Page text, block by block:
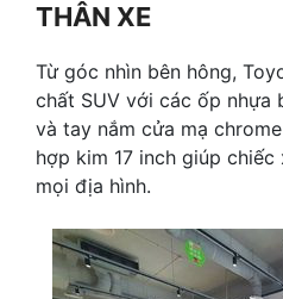
THÂN XE
Từ góc nhìn bên hông,
chất SUV với các ốp nhựa
và tay nắm cửa mạ
hợp kim 17 inch giúp
mọi địa hình.